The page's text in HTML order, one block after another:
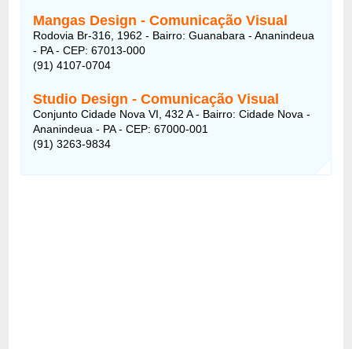
Mangas Design - Comunicação Visual
Rodovia Br-316, 1962 - Bairro: Guanabara - Ananindeua
- PA - CEP: 67013-000
(91) 4107-0704
Studio Design - Comunicação Visual
Conjunto Cidade Nova VI, 432 A - Bairro: Cidade Nova -
Ananindeua - PA - CEP: 67000-001
(91) 3263-9834